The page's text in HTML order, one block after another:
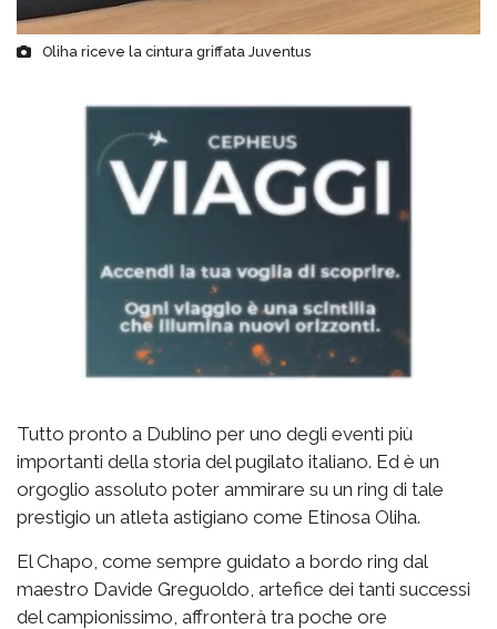
Oliha riceve la cintura griffata Juventus
Tutto pronto a Dublino per uno degli eventi più
importanti della storia del pugilato italiano. Ed è un
orgoglio assoluto poter ammirare su un ring di tale
prestigio un atleta astigiano come Etinosa Oliha.
El Chapo, come sempre guidato a bordo ring dal
maestro Davide Greguoldo, artefice dei tanti successi
del campionissimo, affronterà tra poche ore